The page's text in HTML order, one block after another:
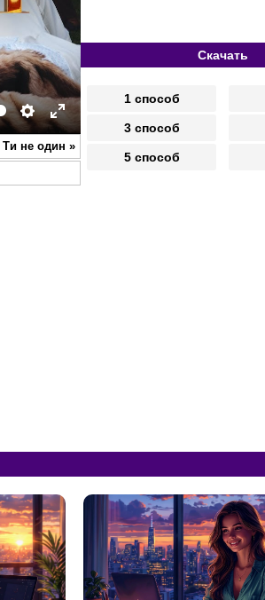
Settings
Enter
fullscreen
Ти не один »
Скачать
1 способ
3 способ
5 способ